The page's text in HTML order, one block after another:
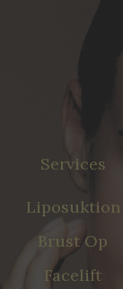
Services
Liposuktion
Brust Op
Facelift